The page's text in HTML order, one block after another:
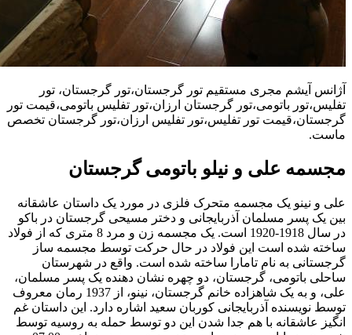
آژانس آیشم مجری مستقیم تور گرجستان،تور گرجستان، تور
تفلیس،تور باتومی،تور گرجستان ارزان،تور تفلیس باتومی،قیمت تور
گرجستان،قیمت تور تفلیس،تور تفلیس ارزان،تور گرجستان تخصص
ماست.
مجسمه علی و نیلو باتومی گرجستان
علی و نینو یک مجسمه متحرک فلزی در مورد یک داستان عاشقانه
بین یک پسر مسلمان آذربایجانی و دختر مسیحی گرجستان در باکو
در سال 1918-1920 است. یک مجسمه زن و مرد 8 متری که از فولاد
ساخته شده است این فولاد در حال حرکت توسط مجسمه ساز
گرجستانی به نام تامارا ساخته شده است. واقع در شهرستان
ساحلی باتومی، گرجستان، دو چهره نشان دهنده یک پسر مسلمان،
علی، و به یک شاهزاده خانم گرجستان، نینو، از 1937 رمان معروف
توسط نویسنده آذربایجانی کوربان سعید اشاره دارد. این داستان غم
انگیز عاشقانه با هم جدا شدن این دو توسط حمله به روسیه توسط